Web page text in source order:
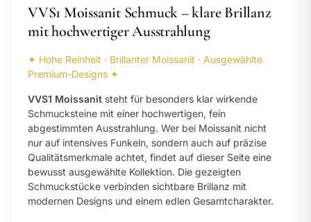
VVS1 Moissanit Schmuck – klare Brillanz
mit hochwertiger Ausstrahlung
✦ Hohe Reinheit · Brillanter Moissanit · Ausgewählte
Premium-Designs ✦
VVS1 Moissanit steht für besonders klar wirkende
Schmucksteine mit einer hochwertigen, fein
abgestimmten Ausstrahlung. Wer bei Moissanit nicht
nur auf intensives Funkeln, sondern auch auf präzise
Qualitätsmerkmale achtet, findet auf dieser Seite eine
bewusst ausgewählte Kollektion. Die gezeigten
Schmuckstücke verbinden sichtbare Brillanz mit
modernen Designs und einem edlen Gesamtcharakter.